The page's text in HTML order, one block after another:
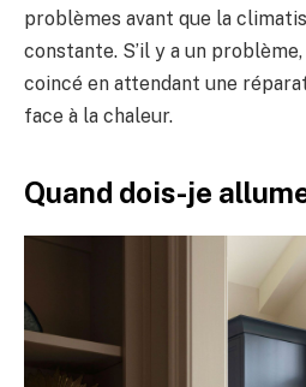
problèmes avant que la
constante. S’il y a un
coincé en attendant une
face à la chaleur.
Quand dois-je